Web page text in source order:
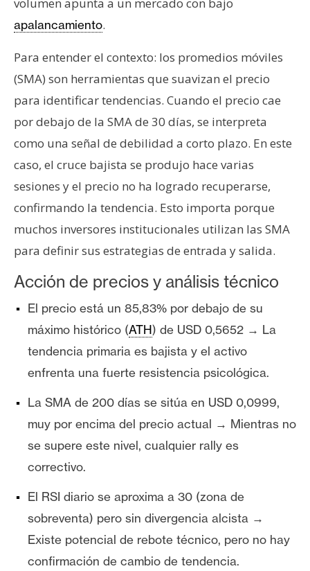
apalancamiento.
Para entender el contexto: los promedios móviles
(SMA) son herramientas que suavizan el precio
para identificar tendencias. Cuando el precio cae
por debajo de la SMA de 30 días, se interpreta
como una señal de debilidad a corto plazo. En este
caso, el cruce bajista se produjo hace varias
sesiones y el precio no ha logrado recuperarse,
confirmando la tendencia. Esto importa porque
muchos inversores institucionales utilizan las SMA
para definir sus estrategias de entrada y salida.
Acción de precios y análisis técnico
El precio está un 85,83% por debajo de su
máximo histórico (ATH) de USD 0,5652 → La
tendencia primaria es bajista y el activo
enfrenta una fuerte resistencia psicológica.
La SMA de 200 días se sitúa en USD 0,0999,
muy por encima del precio actual → Mientras no
se supere este nivel, cualquier rally es
correctivo.
El RSI diario se aproxima a 30 (zona de
sobreventa) pero sin divergencia alcista →
Existe potencial de rebote técnico, pero no hay
confirmación de cambio de tendencia.